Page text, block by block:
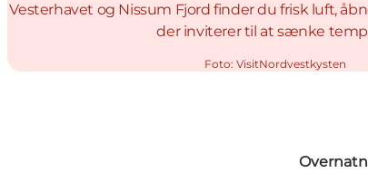
Vesterhavet og Nissum Fjord finder du frisk luft,
der inviterer til at sænke
Foto: VisitNordvestkysten